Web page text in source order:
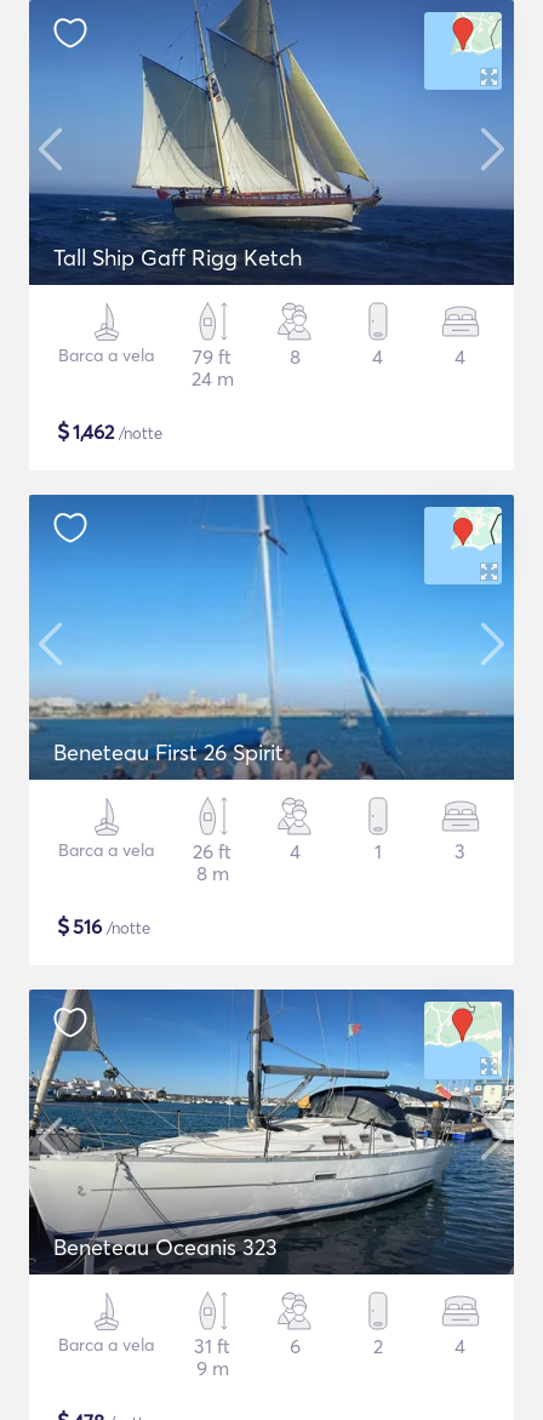
Tall Ship Gaff Rigg Ketch
Barca a vela
79 ft
24 m
8 4 4
$1,462/notte
Beneteau First 26 Spirit
Barca a vela
26 ft
8 m
4 1 3
$516 /notte
Beneteau Oceanis 323
Barca a vela
31 ft
9 m
6 2 4